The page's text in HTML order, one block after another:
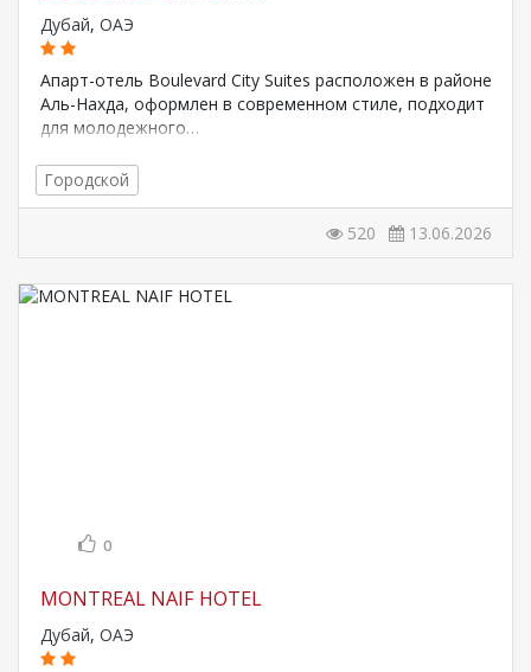
Дубай, ОАЭ
Апарт-отель Boulevard City Suites расположен в районе
Аль-Нахда, оформлен в современном стиле, подходит
для молодежного…
Городской
520 13.06.2026
0
MONTREAL NAIF HOTEL
Дубай, ОАЭ